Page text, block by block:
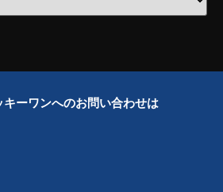
キーワンへのお問い合わせは